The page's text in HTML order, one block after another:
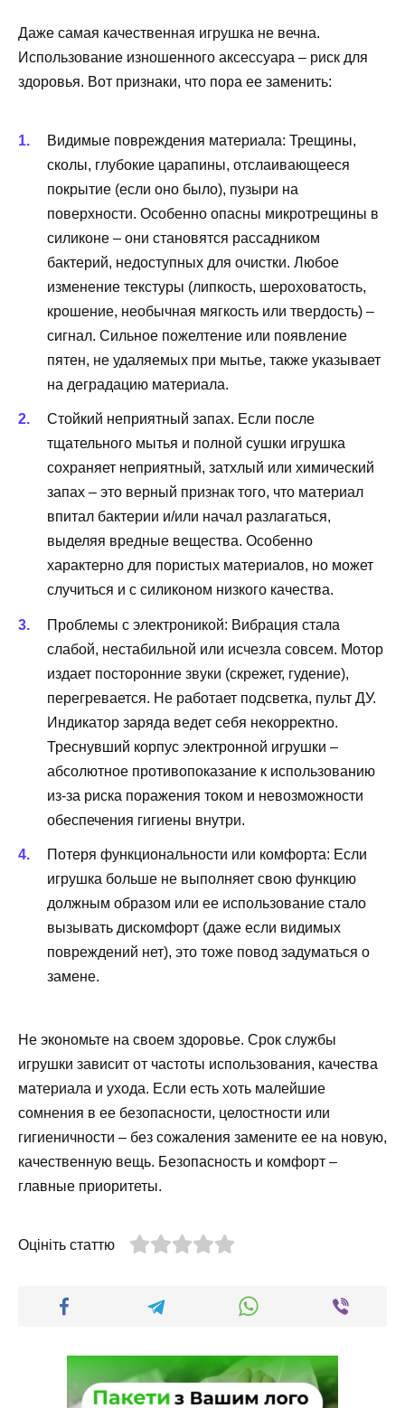
Даже самая качественная игрушка не вечна.
Использование изношенного аксессуара – риск для
здоровья. Вот признаки, что пора ее заменить:
Видимые повреждения материала: Трещины,
сколы, глубокие царапины, отслаивающееся
покрытие (если оно было), пузыри на
поверхности. Особенно опасны микротрещины в
силиконе – они становятся рассадником
бактерий, недоступных для очистки. Любое
изменение текстуры (липкость, шероховатость,
крошение, необычная мягкость или твердость) –
сигнал. Сильное пожелтение или появление
пятен, не удаляемых при мытье, также указывает
на деградацию материала.
Стойкий неприятный запах. Если после
тщательного мытья и полной сушки игрушка
сохраняет неприятный, затхлый или химический
запах – это верный признак того, что материал
впитал бактерии и/или начал разлагаться,
выделяя вредные вещества. Особенно
характерно для пористых материалов, но может
случиться и с силиконом низкого качества.
Проблемы с электроникой: Вибрация стала
слабой, нестабильной или исчезла совсем. Мотор
издает посторонние звуки (скрежет, гудение),
перегревается. Не работает подсветка, пульт ДУ.
Индикатор заряда ведет себя некорректно.
Треснувший корпус электронной игрушки –
абсолютное противопоказание к использованию
из-за риска поражения током и невозможности
обеспечения гигиены внутри.
Потеря функциональности или комфорта: Если
игрушка больше не выполняет свою функцию
должным образом или ее использование стало
вызывать дискомфорт (даже если видимых
повреждений нет), это тоже повод задуматься о
замене.
Не экономьте на своем здоровье. Срок службы
игрушки зависит от частоты использования, качества
материала и ухода. Если есть хоть малейшие
сомнения в ее безопасности, целостности или
гигиеничности – без сожаления замените ее на новую,
качественную вещь. Безопасность и комфорт –
главные приоритеты.
Оцініть статтю